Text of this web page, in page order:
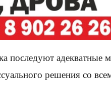
последуют адекватные
решения со